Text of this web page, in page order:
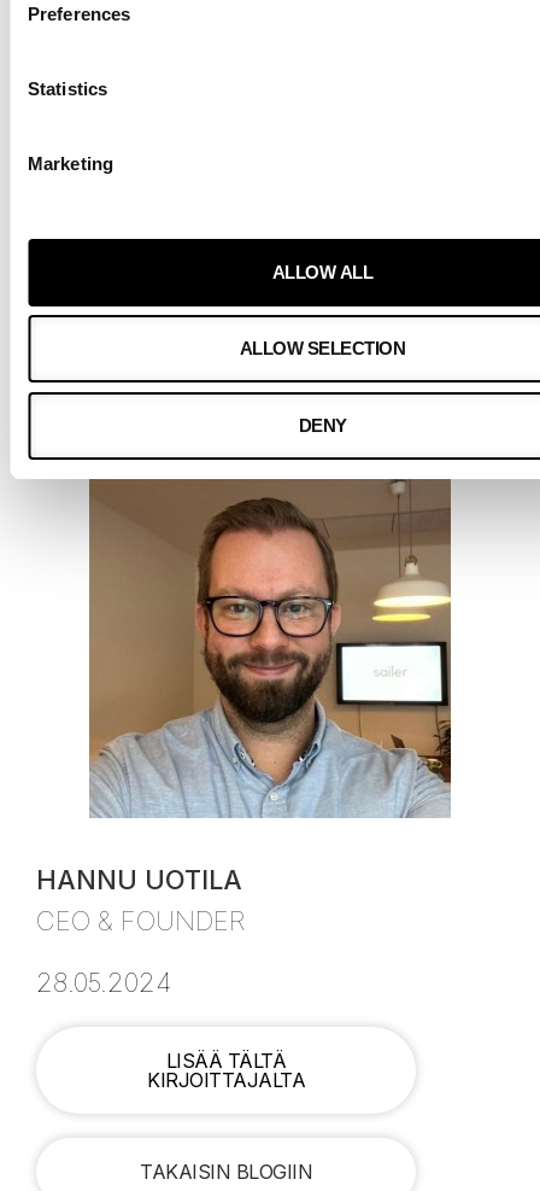
Preferences
Statistics
Marketing
ALLOW ALL
ALLOW SELECTION
DENY
KIRJOITTAJA
HANNU UOTILA
CEO & FOUNDER
28.05.2024
LISÄÄ TÄLTÄ
KIRJOITTAJALTA
TAKAISIN BLOGIIN